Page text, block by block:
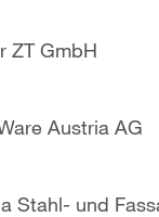
ZT GmbH
Austria AG
Stahl- und